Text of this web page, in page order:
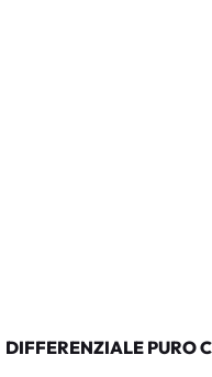
DIFFERENZIALE PURO